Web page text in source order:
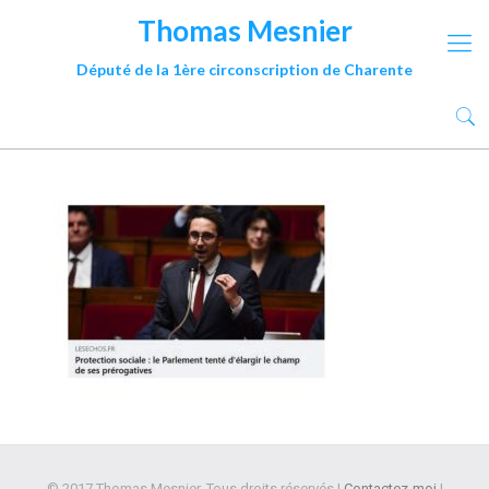
Thomas Mesnier
Député de la 1ère circonscription de Charente